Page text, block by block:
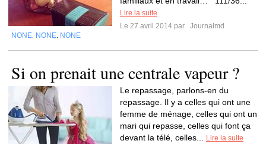
Lire la suite
Le 27 avril 2014 par
Journalmd
NONE NONE NONE
Si on prenait une centrale vapeur ?
Le repassage, parlons-en du
repassage. Il y a celles qui ont une
femme de ménage, celles qui ont un
mari qui repasse, celles qui font ça
devant la télé, celles...
Lire la suite